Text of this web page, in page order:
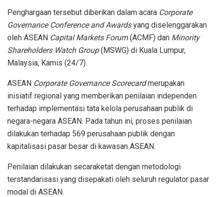
Penghargaan tersebut diberikan dalam acara Corporate
Governance Conference and Awardsyang diselenggarakan
oleh ASEAN Capital Markets Forum(ACMF) dan Minority
Shareholders Watch Group(MSWG) di Kuala Lumpur,
Malaysia, Kamis (24/7).
ASEAN Corporate Governance Scorecardmerupakan
inisiatif regional yang memberikan penilaian independen
terhadap implementasi tata kelola perusahaan publik di
negara-negara ASEAN. Pada tahun ini, proses penilaian
dilakukan terhadap 569 perusahaan publik dengan
kapitalisasi pasar besar di kawasan ASEAN.
Penilaian dilakukan secaraketat dengan metodologi
terstandarisasi yang disepakati oleh seluruh regulator pasar
modal di ASEAN.